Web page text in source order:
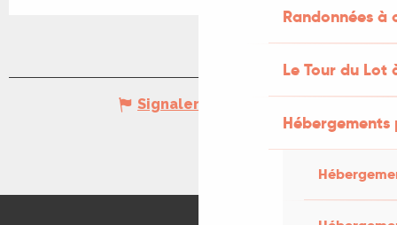
Randonnées
Le Tour du Lot
Signaler une erreur